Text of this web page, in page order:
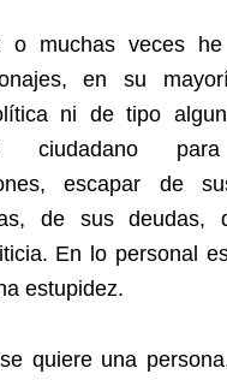
o muchas veces
en su
ni de tipo
ciudadano
escapar de
de sus deudas,
En lo personal
estupidez.
quiere una